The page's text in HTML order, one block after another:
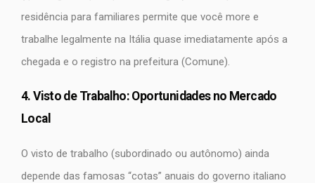
residência para familiares permite que você more e
trabalhe legalmente na Itália quase imediatamente após a
chegada e o registro na prefeitura (Comune).
4. Visto de Trabalho: Oportunidades no Mercado
Local
O visto de trabalho (subordinado ou autônomo) ainda
depende das famosas “cotas” anuais do governo italiano